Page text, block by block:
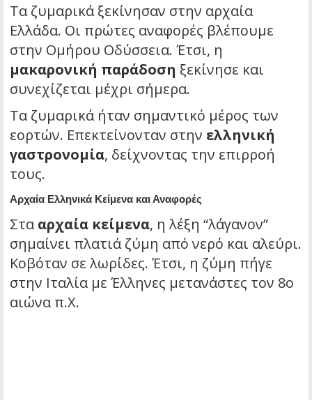
Τα ζυμαρικά ξεκίνησαν στην αρχαία
Ελλάδα. Οι πρώτες αναφορές βλέπουμε
στην Ομήρου Οδύσσεια. Έτσι, η
μακαρονική παράδοση ξεκίνησε και
συνεχίζεται μέχρι σήμερα.
Τα ζυμαρικά ήταν σημαντικό μέρος των
εορτών. Επεκτείνονταν στην ελληνική
γαστρονομία, δείχνοντας την επιρροή
τους.
Αρχαία Ελληνικά Κείμενα και Αναφορές
Στα αρχαία κείμενα, η λέξη “λάγανον”
σημαίνει πλατιά ζύμη από νερό και αλεύρι.
Κοβόταν σε λωρίδες. Έτσι, η ζύμη πήγε
στην Ιταλία με Έλληνες μετανάστες τον 8ο
αιώνα π.Χ.